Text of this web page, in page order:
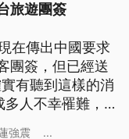
旅遊團簽
在傳出中國要求
團簽，但已經送
有聽到這樣的消
強震 ...